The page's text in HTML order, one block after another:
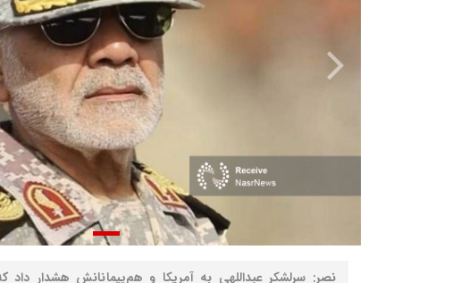
نصر: سرلشکر عبداللهی به آمریکا و هم‌پیمانانش هشدار داد